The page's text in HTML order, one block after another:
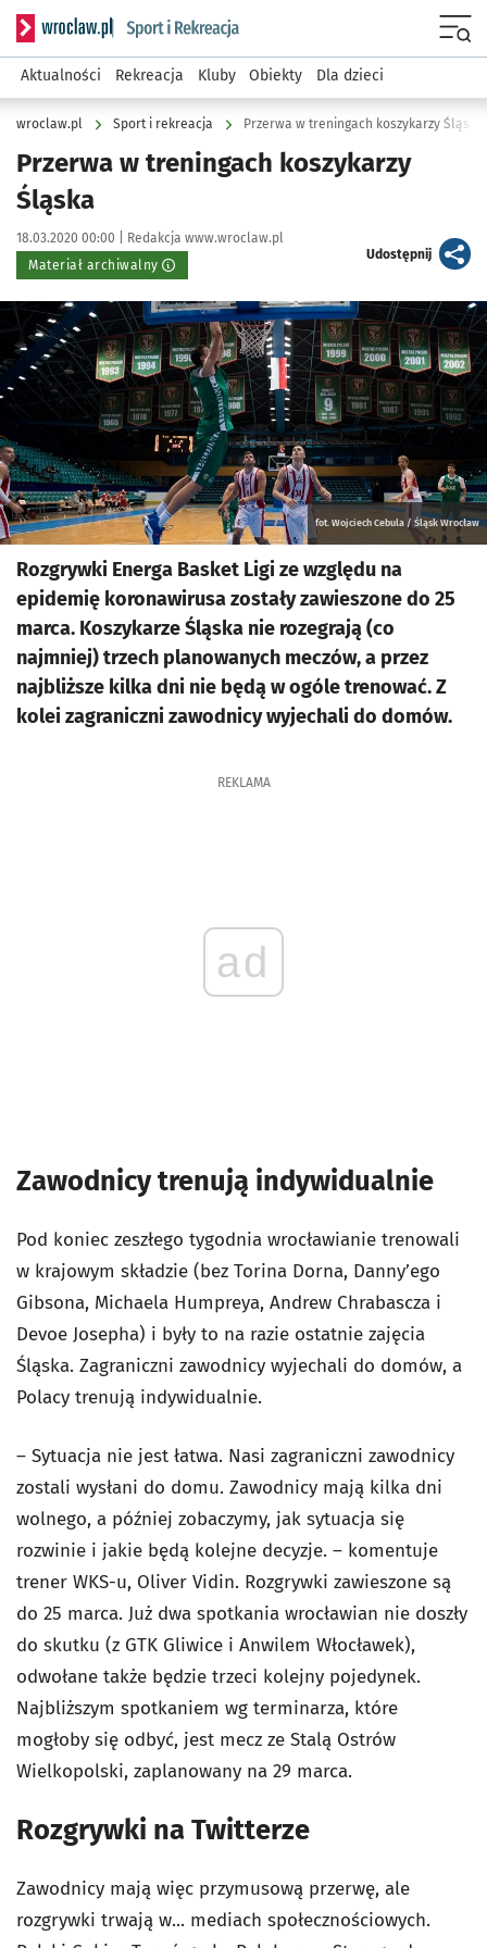
Serwis informacyjny wroclaw.pl podserwis: Sport i rekreacja
Aktualności Rekreacja Kluby Obiekty Dla dzieci
wroclaw.pl Sport i rekreacja Przerwa w treningach koszykarzy Śląska
Przerwa w treningach koszykarzy
Śląska
Data publikacji:
18.03.2020 00:00 | Autor:
Redakcja www.wroclaw.pl
Materiał archiwalny
Udostępnijartykuł
Kliknij, aby powiększyć
fot. Wojciech Cebula / Śląsk Wrocław
Rozgrywki Energa Basket Ligi ze względu na
epidemię koronawirusa zostały zawieszone do 25
marca. Koszykarze Śląska nie rozegrają (co
najmniej) trzech planowanych meczów, a przez
najbliższe kilka dni nie będą w ogóle trenować. Z
kolei zagraniczni zawodnicy wyjechali do domów.
REKLAMA
ad
Zawodnicy trenują indywidualnie
Pod koniec zeszłego tygodnia wrocławianie trenowali
w krajowym składzie (bez Torina Dorna, Danny’ego
Gibsona, Michaela Humpreya, Andrew Chrabascza i
Devoe Josepha) i były to na razie ostatnie zajęcia
Śląska. Zagraniczni zawodnicy wyjechali do domów, a
Polacy trenują indywidualnie.
– Sytuacja nie jest łatwa. Nasi zagraniczni zawodnicy
zostali wysłani do domu. Zawodnicy mają kilka dni
wolnego, a później zobaczymy, jak sytuacja się
rozwinie i jakie będą kolejne decyzje. – komentuje
trener WKS-u, Oliver Vidin. Rozgrywki zawieszone są
do 25 marca. Już dwa spotkania wrocławian nie doszły
do skutku (z GTK Gliwice i Anwilem Włocławek),
odwołane także będzie trzeci kolejny pojedynek.
Najbliższym spotkaniem wg terminarza, które
mogłoby się odbyć, jest mecz ze Stalą Ostrów
Wielkopolski, zaplanowany na 29 marca.
Rozgrywki na Twitterze
Zawodnicy mają więc przymusową przerwę, ale
rozgrywki trwają w... mediach społecznościowych.